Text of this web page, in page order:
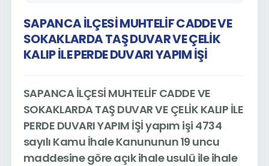
SAPANCA İLÇESİ MUHTELİF CADDE VE
SOKAKLARDA TAŞ DUVAR VE ÇELİK
KALIP İLE PERDE DUVARI YAPIM İŞİ
SAPANCA İLÇESİ MUHTELİF CADDE VE
SOKAKLARDA TAŞ DUVAR VE ÇELİK KALIP İLE
PERDE DUVARI YAPIM İŞİyapım işi 4734
sayılı Kamu İhale Kanununun 19 uncu
maddesine göre açık ihale usulü ile ihale